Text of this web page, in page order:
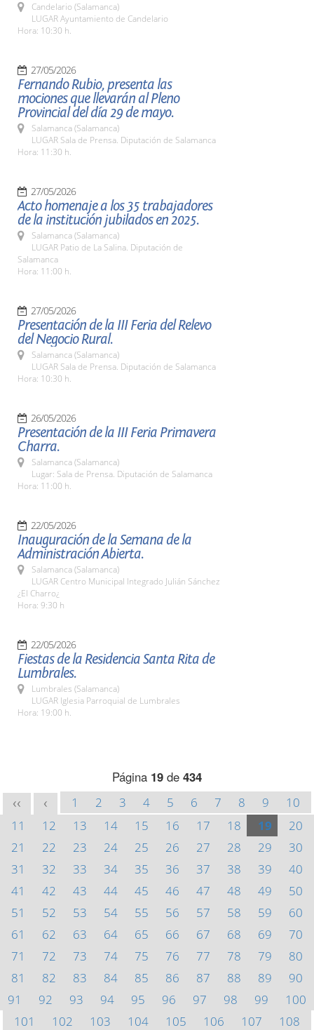
Candelario (Salamanca)
LUGAR Ayuntamiento de Candelario
Hora: 10:30 h.
27/05/2026
Fernando Rubio, presenta las
mociones que llevarán al Pleno
Provincial del día 29 de mayo.
Salamanca (Salamanca)
LUGAR Sala de Prensa. Diputación de Salamanca
Hora: 11:30 h.
27/05/2026
Acto homenaje a los 35 trabajadores
de la institución jubilados en 2025.
Salamanca (Salamanca)
LUGAR Patio de La Salina. Diputación de
Salamanca
Hora: 11:00 h.
27/05/2026
Presentación de la III Feria del Relevo
del Negocio Rural.
Salamanca (Salamanca)
LUGAR Sala de Prensa. Diputación de Salamanca
Hora: 10:30 h.
26/05/2026
Presentación de la III Feria Primavera
Charra.
Salamanca (Salamanca)
Lugar: Sala de Prensa. Diputación de Salamanca
Hora: 11:00 h.
22/05/2026
Inauguración de la Semana de la
Administración Abierta.
Salamanca (Salamanca)
LUGAR Centro Municipal Integrado Julián Sánchez
¿El Charro¿
Hora: 9:30 h
22/05/2026
Fiestas de la Residencia Santa Rita de
Lumbrales.
Lumbrales (Salamanca)
LUGAR Iglesia Parroquial de Lumbrales
Hora: 19:00 h.
Página 19 de 434
<< < 1 2 3 4 5 6 7 8 9
10
11
12 13 14 15 16 17 18 19
20
21
22 23 24 25 26 27 28 29
30
31
32 33 34 35 36 37 38 39
40
41
42 43 44 45 46 47 48 49
50
51
52 53 54 55 56 57 58 59
60
61
62 63 64 65 66 67 68 69
70
71
72 73 74 75 76 77 78 79
80
81
82 83 84 85 86 87 88 89
90
91
92 93 94 95 96 97 98 99
100
101
102 103 104 105 106 107
108